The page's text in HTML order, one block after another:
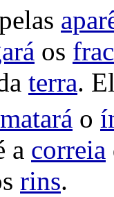
os
terra.
matará o
a correia
rins.